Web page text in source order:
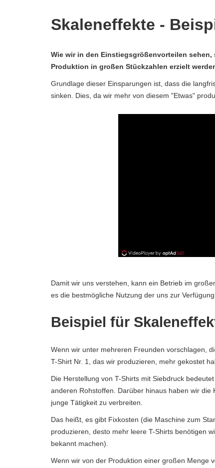
Skaleneffekte -
Wie wir in den Einstiegsgrößenvorteilen
Produktion in großen Stückzahlen erzielt
Grundlage dieser Einsparungen ist, dass die
sinken. Dies, da wir mehr von diesem "Etwas"
Damit wir uns verstehen, kann ein Betrieb im
es die bestmögliche Nutzung der uns zur
Beispiel für
Wenn wir unter mehreren Freunden vorschlagen,
T-Shirt Nr. 1, das wir produzieren, mehr gekostet
Die Herstellung von T-Shirts mit Siebdruck
anderen Rohstoffen. Darüber hinaus haben wir
junge Tätigkeit zu verbreiten.
Das heißt, es gibt Fixkosten (die Maschine zum
produzieren, desto mehr leere T-Shirts benötigen
bekannt machen).
Wenn wir von der Produktion einer großen Menge